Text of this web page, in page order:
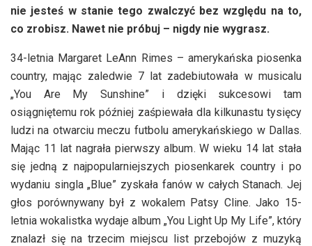
nie jesteś w stanie tego zwalczyć bez względu na to,
co zrobisz. Nawet nie próbuj – nigdy nie wygrasz.
34-letnia Margaret LeAnn Rimes – amerykańska piosenka
country, mając zaledwie 7 lat zadebiutowała w musicalu
„You Are My Sunshine” i dzięki sukcesowi tam
osiągniętemu rok później zaśpiewała dla kilkunastu tysięcy
ludzi na otwarciu meczu futbolu amerykańskiego w Dallas.
Mając 11 lat nagrała pierwszy album. W wieku 14 lat stała
się jedną z najpopularniejszych piosenkarek country i po
wydaniu singla „Blue” zyskała fanów w całych Stanach. Jej
głos porównywany był z wokalem Patsy Cline. Jako 15-
letnia wokalistka wydaje album „You Light Up My Life”, który
znalazł się na trzecim miejscu list przebojów z muzyką